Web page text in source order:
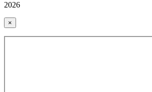
2026
×